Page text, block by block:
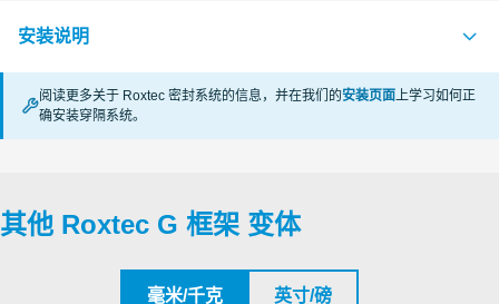
RISE
CSA
Underwriters Laboratories Inc.
Roxtec International AB
安装说明
APERTURE DIMENSIONS G SERIES (en)
阅读更多关于 Roxtec 密封系统的信息，并在我们的安装页面上学习如何正
确安装穿隔系统。
其他 Roxtec G 框架 变体
毫米/千克 英寸/磅